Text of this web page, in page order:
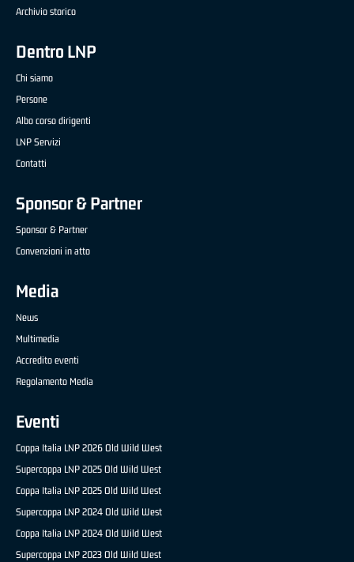
Archivio storico
Dentro LNP
Chi siamo
Persone
Albo corso dirigenti
LNP Servizi
Contatti
Sponsor & Partner
Sponsor & Partner
Convenzioni in atto
Media
News
Multimedia
Accredito eventi
Regolamento Media
Eventi
Coppa Italia LNP 2026 Old Wild West
Supercoppa LNP 2025 Old Wild West
Coppa Italia LNP 2025 Old Wild West
Supercoppa LNP 2024 Old Wild West
Coppa Italia LNP 2024 Old Wild West
Supercoppa LNP 2023 Old Wild West